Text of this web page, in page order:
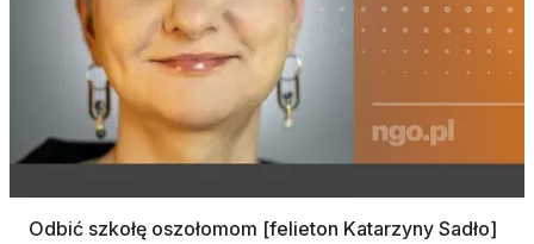
Odbić szkołę oszołomom [felieton Katarzyny Sadło]